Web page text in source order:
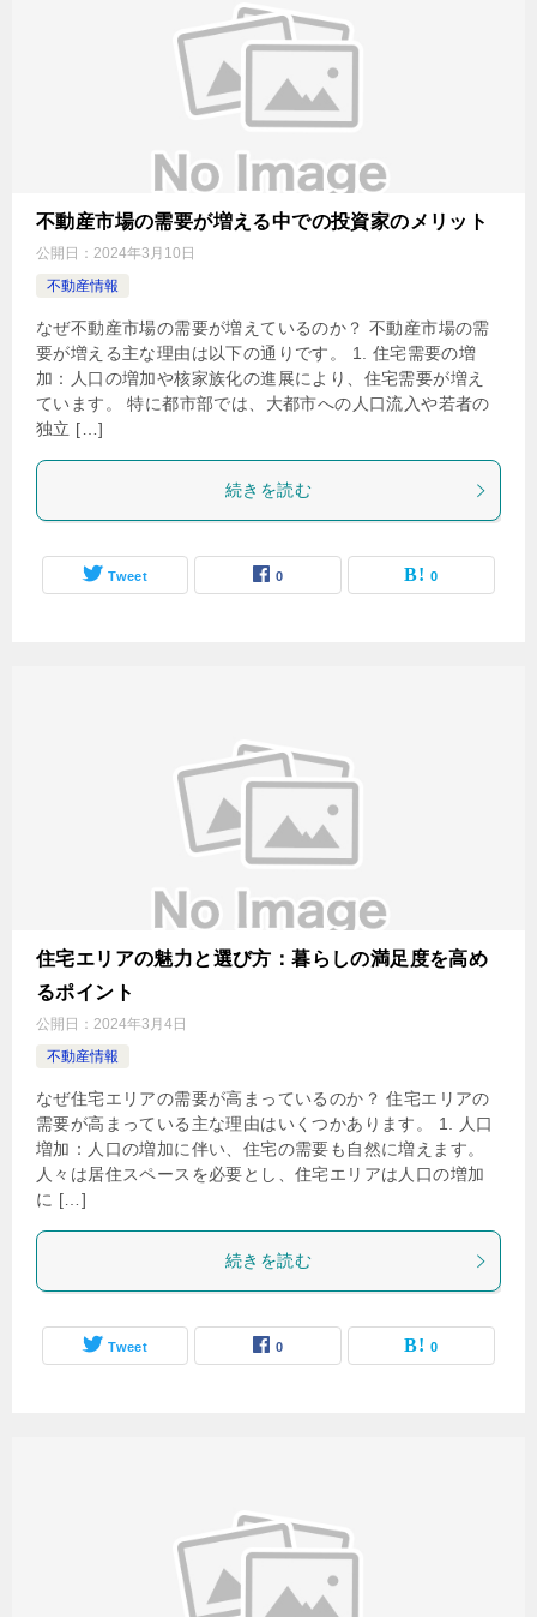
不動産市場の需要が増える中での投資家のメリット
公開日： 2024年3月10日
不動産情報
なぜ不動産市場の需要が増えているのか？ 不動産市場の需
要が増える主な理由は以下の通りです。 1. 住宅需要の増
加：人口の増加や核家族化の進展により、住宅需要が増え
ています。 特に都市部では、大都市への人口流入や若者の
独立 […]
続きを読む
Tweet 0 0
住宅エリアの魅力と選び方：暮らしの満足度を高め
るポイント
公開日： 2024年3月4日
不動産情報
なぜ住宅エリアの需要が高まっているのか？ 住宅エリアの
需要が高まっている主な理由はいくつかあります。 1. 人口
増加：人口の増加に伴い、住宅の需要も自然に増えます。
人々は居住スペースを必要とし、住宅エリアは人口の増加
に […]
続きを読む
Tweet 0 0